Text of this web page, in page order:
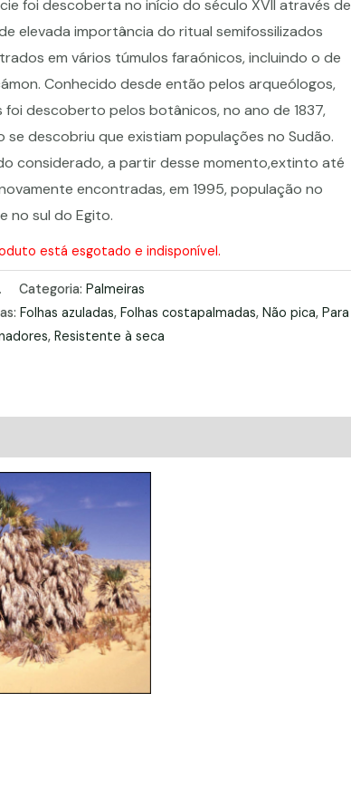
foi descoberta no início do século XVII através de
elevada importância do ritual semifossilizados
em vários túmulos faraónicos, incluindo o de
Conhecido desde então pelos arqueólogos,
foi descoberto pelos botânicos, no ano de 1837,
se descobriu que existiam populações no Sudão.
considerado, a partir desse momento,extinto até
encontradas, em 1995, população no
no sul do Egito.
está esgotado e indisponível.
Categoria:Palmeiras
Folhas azuladas,Folhas costapalmadas,Não pica,Para
,Resistente à seca